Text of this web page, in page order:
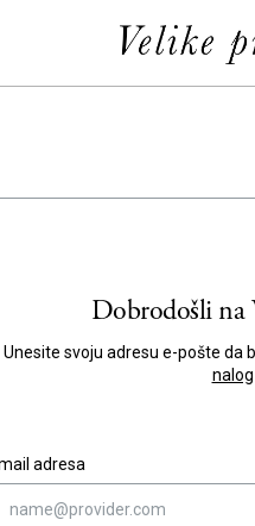
Dobrodošli na
Unesite svoju adresu e-pošte da
nalog
adresa